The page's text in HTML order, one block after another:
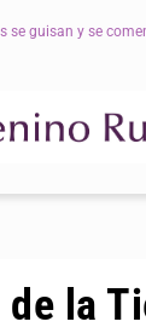
se guisan y se
de la